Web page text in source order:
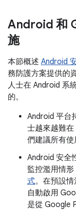
Android 和
施
本節概述 Android
務防護方案提供的
人士在 Android 系
的。
Android 平台
士越來越難
們建議所有使
Android 安全
監控濫用情
式。在預設
自動啟用
是從 Google